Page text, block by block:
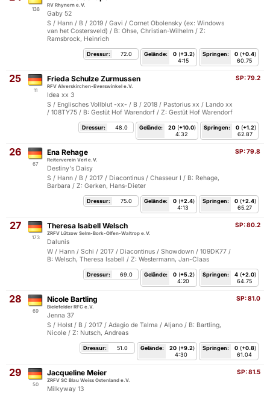
138
RV Rhynern e.V.
Gaby 52
S / Hann / B / 2019 / Gavi / Cornet Obolensky (ex: Windows
van het Costersveld) / B: Ohse, Christian-Wilhelm / Z:
Ramsbrock, Heinrich
Springen: 0 (+0.4)
60.75
Gelände: 0 (+3.2)
4:15
Dressur: 72.0
25
11
SP:79.2
Frieda Schulze Zurmussen
RFV Alverskirchen-Everswinkel e.V.
Idea xx 3
S / Englisches Vollblut -xx- / B / 2018 / Pastorius xx / Lando xx
/ 108TY75 / B: Gestüt Hof Warendorf / Z: Gestüt Hof Warendorf
Springen: 0 (+1.2)
62.87
Gelände: 20 (+10.0)
4:32
Dressur: 48.0
26
67
SP:79.8
Ena Rehage
Reiterverein Verl e.V.
Destiny's Daisy
S / Hann / B / 2017 / Diacontinus / Chasseur I / B: Rehage,
Barbara / Z: Gerken, Hans-Dieter
Springen: 0 (+2.4)
65.27
Gelände: 0 (+2.4)
4:13
Dressur: 75.0
27
173
SP:80.2
Theresa Isabell Welsch
ZRFV Lützow Selm-Bork-Olfen-Waltrop e.V.
Dalunis
W / Hann / Schi / 2017 / Diacontinus / Showdown / 109DK77 /
B: Welsch, Theresa Isabell / Z: Westermann, Jan-Claas
Springen: 4 (+2.0)
64.75
Gelände: 0 (+5.2)
4:20
Dressur: 69.0
28
69
SP:81.0
Nicole Bartling
Bielefelder RFC e.V.
Jenna 37
S / Holst / B / 2017 / Adagio de Talma / Aljano / B: Bartling,
Nicole / Z: Nutsch, Andreas
Springen: 0 (+0.8)
61.04
Gelände: 20 (+9.2)
4:30
Dressur: 51.0
29
50
SP:81.5
Jacqueline Meier
ZRFV SC Blau Weiss Ostenland e.V.
Milkyway 13